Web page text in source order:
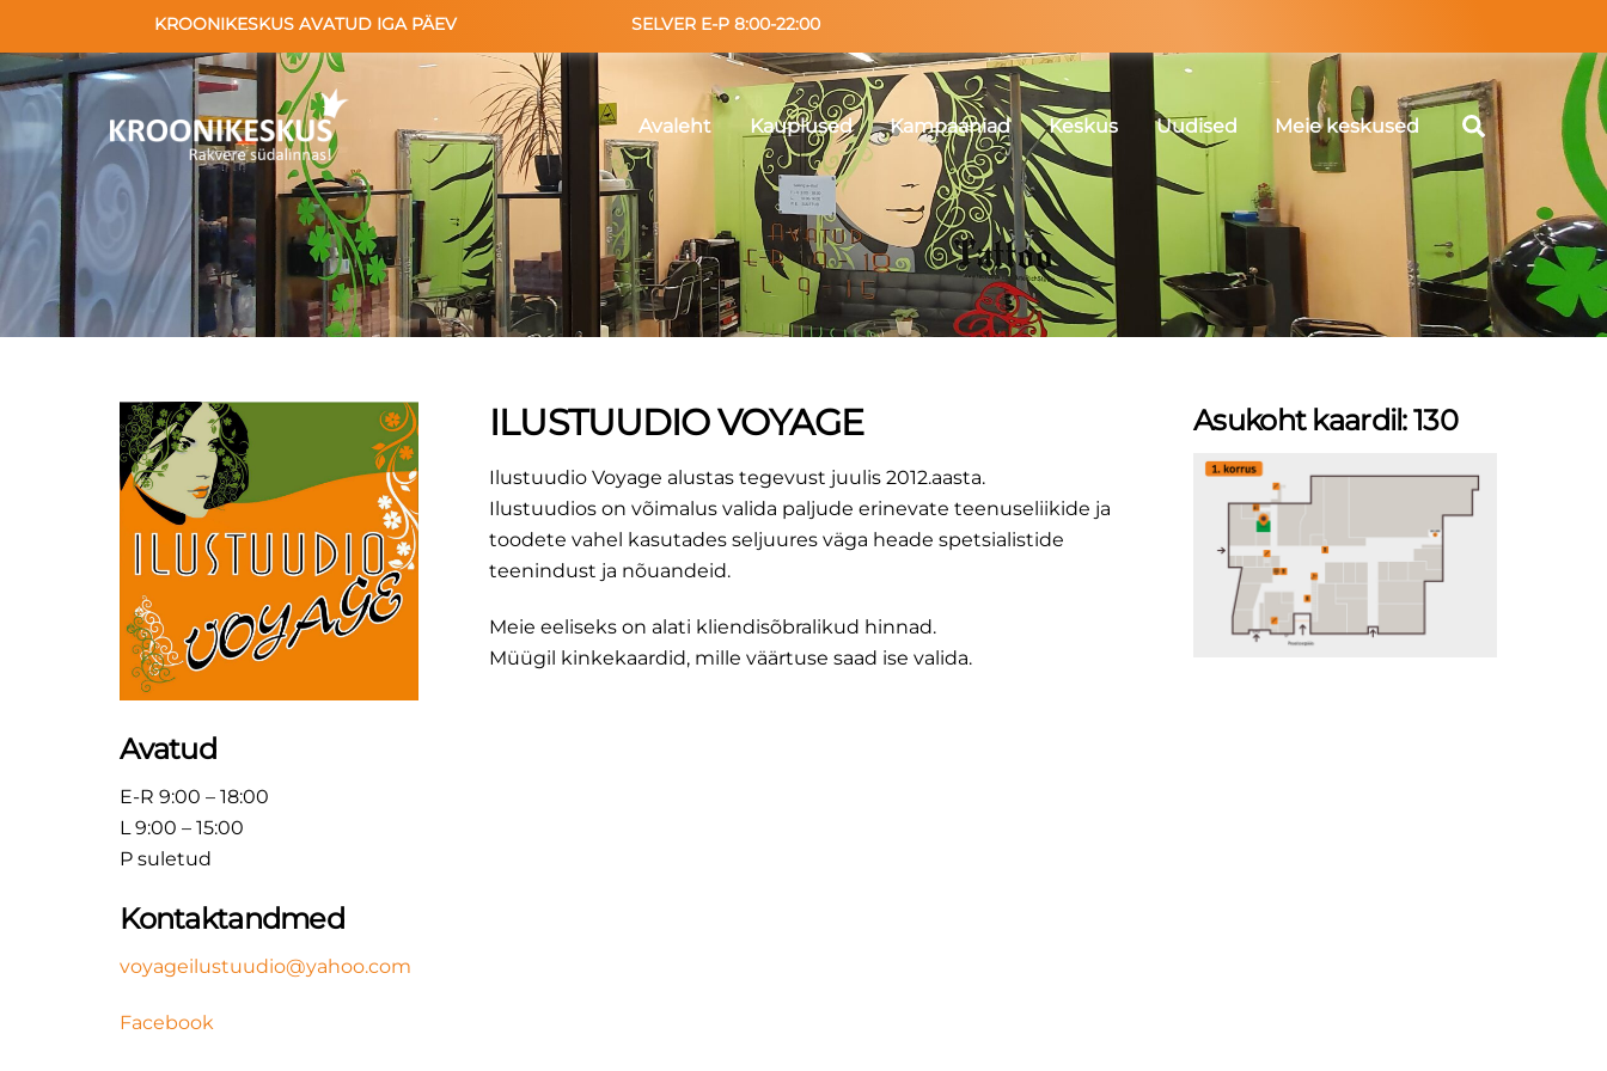
content
KROONIKESKUS AVATUD IGA PÄEV SELVER E-P 8:00-22:00
Search
Avaleht Kauplused Kampaaniad Keskus Uudised Meie keskused
Avatud
E-R 9:00 – 18:00
L 9:00 – 15:00
P suletud
Kontaktandmed
voyageilustuudio@yahoo.com
Facebook
ILUSTUUDIO VOYAGE
Ilustuudio Voyage alustas tegevust juulis 2012.aasta.
Ilustuudios on võimalus valida paljude erinevate teenuseliikide ja
toodete vahel kasutades seljuures väga heade spetsialistide
teenindust ja nõuandeid.
Meie eeliseks on alati kliendisõbralikud hinnad.
Müügil kinkekaardid, mille väärtuse saad ise valida.
Asukoht kaardil: 130